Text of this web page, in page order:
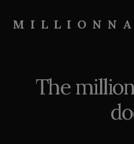
content
primary
devenirThe